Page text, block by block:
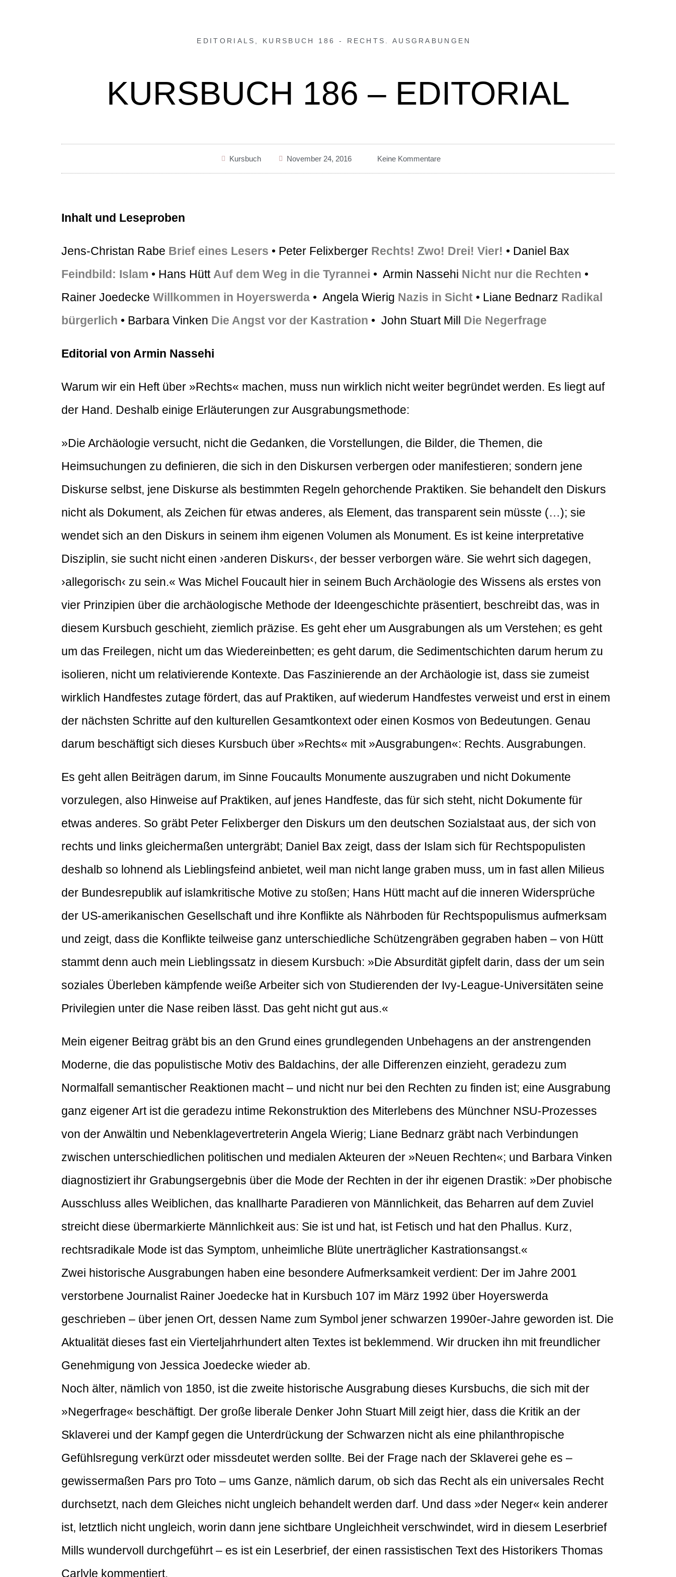
EDITORIALS KURSBUCH 186 - RECHTS. AUSGRABUNGEN
KURSBUCH 186 – EDITORIAL
Kursbuch November 24, 2016 Keine Kommentare
Inhalt und Leseproben
Jens-Christan Rabe Brief eines Lesers • Peter Felixberger Rechts! Zwo! Drei! Vier! • Daniel Bax
Feindbild: Islam • Hans Hütt Auf dem Weg in die Tyrannei • Armin Nassehi Nicht nur die Rechten •
Rainer Joedecke Willkommen in Hoyerswerda • Angela Wierig Nazis in Sicht • Liane Bednarz Radikal
bürgerlich • Barbara Vinken Die Angst vor der Kastration • John Stuart Mill Die Negerfrage
Editorial von Armin Nassehi
Warum wir ein Heft über »Rechts« machen, muss nun wirklich nicht weiter begründet werden. Es liegt auf
der Hand. Deshalb einige Erläuterungen zur Ausgrabungsmethode:
»Die Archäologie versucht, nicht die Gedanken, die Vorstellungen, die Bilder, die Themen, die
Heimsuchungen zu definieren, die sich in den Diskursen verbergen oder manifestieren; sondern jene
Diskurse selbst, jene Diskurse als bestimmten Regeln gehorchende Praktiken. Sie behandelt den Diskurs
nicht als Dokument, als Zeichen für etwas anderes, als Element, das transparent sein müsste (…); sie
wendet sich an den Diskurs in seinem ihm eigenen Volumen als Monument. Es ist keine interpretative
Disziplin, sie sucht nicht einen ›anderen Diskurs‹, der besser verborgen wäre. Sie wehrt sich dagegen,
›allegorisch‹ zu sein.« Was Michel Foucault hier in seinem Buch Archäologie des Wissens als erstes von
vier Prinzipien über die archäologische Methode der Ideengeschichte präsentiert, beschreibt das, was in
diesem Kursbuch geschieht, ziemlich präzise. Es geht eher um Ausgrabungen als um Verstehen; es geht
um das Freilegen, nicht um das Wiedereinbetten; es geht darum, die Sedimentschichten darum herum zu
isolieren, nicht um relativierende Kontexte. Das Faszinierende an der Archäologie ist, dass sie zumeist
wirklich Handfestes zutage fördert, das auf Praktiken, auf wiederum Handfestes verweist und erst in einem
der nächsten Schritte auf den kulturellen Gesamtkontext oder einen Kosmos von Bedeutungen. Genau
darum beschäftigt sich dieses Kursbuch über »Rechts« mit »Ausgrabungen«: Rechts. Ausgrabungen.
Es geht allen Beiträgen darum, im Sinne Foucaults Monumente auszugraben und nicht Dokumente
vorzulegen, also Hinweise auf Praktiken, auf jenes Handfeste, das für sich steht, nicht Dokumente für
etwas anderes. So gräbt Peter Felixberger den Diskurs um den deutschen Sozialstaat aus, der sich von
rechts und links gleichermaßen untergräbt; Daniel Bax zeigt, dass der Islam sich für Rechtspopulisten
deshalb so lohnend als Lieblingsfeind anbietet, weil man nicht lange graben muss, um in fast allen Milieus
der Bundesrepublik auf islamkritische Motive zu stoßen; Hans Hütt macht auf die inneren Widersprüche
der US-amerikanischen Gesellschaft und ihre Konflikte als Nährboden für Rechtspopulismus aufmerksam
und zeigt, dass die Konflikte teilweise ganz unterschiedliche Schützengräben gegraben haben – von Hütt
stammt denn auch mein Lieblingssatz in diesem Kursbuch: »Die Absurdität gipfelt darin, dass der um sein
soziales Überleben kämpfende weiße Arbeiter sich von Studierenden der Ivy-League-Universitäten seine
Privilegien unter die Nase reiben lässt. Das geht nicht gut aus.«
Mein eigener Beitrag gräbt bis an den Grund eines grundlegenden Unbehagens an der anstrengenden
Moderne, die das populistische Motiv des Baldachins, der alle Differenzen einzieht, geradezu zum
Normalfall semantischer Reaktionen macht – und nicht nur bei den Rechten zu finden ist; eine Ausgrabung
ganz eigener Art ist die geradezu intime Rekonstruktion des Miterlebens des Münchner NSU-Prozesses
von der Anwältin und Nebenklagevertreterin Angela Wierig; Liane Bednarz gräbt nach Verbindungen
zwischen unterschiedlichen politischen und medialen Akteuren der »Neuen Rechten«; und Barbara Vinken
diagnostiziert ihr Grabungsergebnis über die Mode der Rechten in der ihr eigenen Drastik: »Der phobische
Ausschluss alles Weiblichen, das knallharte Paradieren von Männlichkeit, das Beharren auf dem Zuviel
streicht diese übermarkierte Männlichkeit aus: Sie ist und hat, ist Fetisch und hat den Phallus. Kurz,
rechtsradikale Mode ist das Symptom, unheimliche Blüte unerträglicher Kastrationsangst.«
Zwei historische Ausgrabungen haben eine besondere Aufmerksamkeit verdient: Der im Jahre 2001
verstorbene Journalist Rainer Joedecke hat in Kursbuch 107 im März 1992 über Hoyerswerda
geschrieben – über jenen Ort, dessen Name zum Symbol jener schwarzen 1990er-Jahre geworden ist. Die
Aktualität dieses fast ein Vierteljahrhundert alten Textes ist beklemmend. Wir drucken ihn mit freundlicher
Genehmigung von Jessica Joedecke wieder ab.
Noch älter, nämlich von 1850, ist die zweite historische Ausgrabung dieses Kursbuchs, die sich mit der
»Negerfrage« beschäftigt. Der große liberale Denker John Stuart Mill zeigt hier, dass die Kritik an der
Sklaverei und der Kampf gegen die Unterdrückung der Schwarzen nicht als eine philanthropische
Gefühlsregung verkürzt oder missdeutet werden sollte. Bei der Frage nach der Sklaverei gehe es –
gewissermaßen Pars pro Toto – ums Ganze, nämlich darum, ob sich das Recht als ein universales Recht
durchsetzt, nach dem Gleiches nicht ungleich behandelt werden darf. Und dass »der Neger« kein anderer
ist, letztlich nicht ungleich, worin dann jene sichtbare Ungleichheit verschwindet, wird in diesem Leserbrief
Mills wundervoll durchgeführt – es ist ein Leserbrief, der einen rassistischen Text des Historikers Thomas
Carlyle kommentiert.